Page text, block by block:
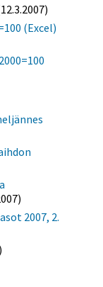
(Excel)
2007, 2.